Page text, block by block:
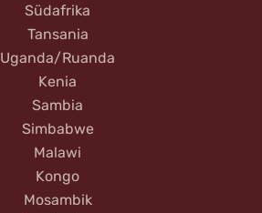
Südafrika
Tansania
Uganda/Ruanda
Kenia
Sambia
Simbabwe
Malawi
Kongo
Mosambik